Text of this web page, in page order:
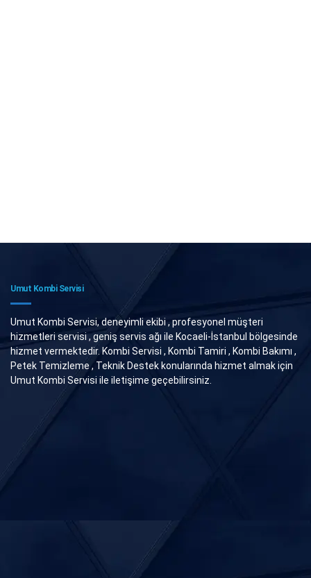
Umut Kombi Servisi
Umut Kombi Servisi, deneyimli ekibi , profesyonel müşteri
hizmetleri servisi , geniş servis ağı ile Kocaeli-İstanbul bölgesinde
hizmet vermektedir. Kombi Servisi , Kombi Tamiri , Kombi Bakımı ,
Petek Temizleme , Teknik Destek konularında hizmet almak için
Umut Kombi Servisi ile iletişime geçebilirsiniz.